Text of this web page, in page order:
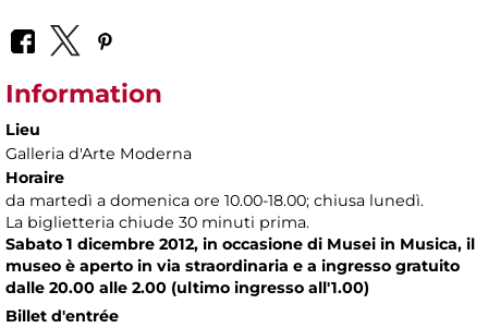
Information
Lieu
Galleria d'Arte Moderna
Horaire
da martedì a domenica ore 10.00-18.00; chiusa lunedì.
La biglietteria chiude 30 minuti prima.
Sabato 1 dicembre 2012, in occasione di Musei in Musica, il
museo è aperto in via straordinaria e a ingresso gratuito
dalle 20.00 alle 2.00 (ultimo ingresso all'1.00)
Billet d'entrée